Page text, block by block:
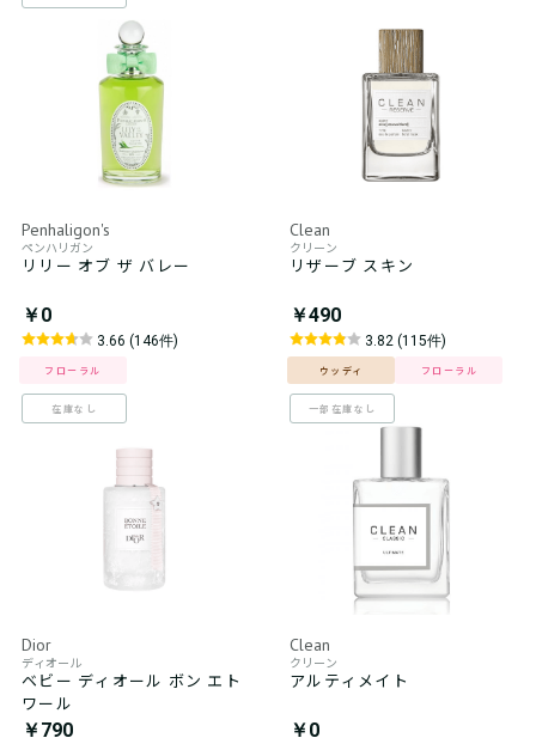
Penhaligon's
ペンハリガン
リリー オブ ザ バレー
￥0
3.66 (146件)
フローラル
在庫なし
Clean
クリーン
リザーブ スキン
￥490
3.82 (115件)
ウッディ フローラル
一部在庫なし
Dior
ディオール
ベビー ディオール ボン エト
ワール
￥790
Clean
クリーン
アルティメイト
￥0